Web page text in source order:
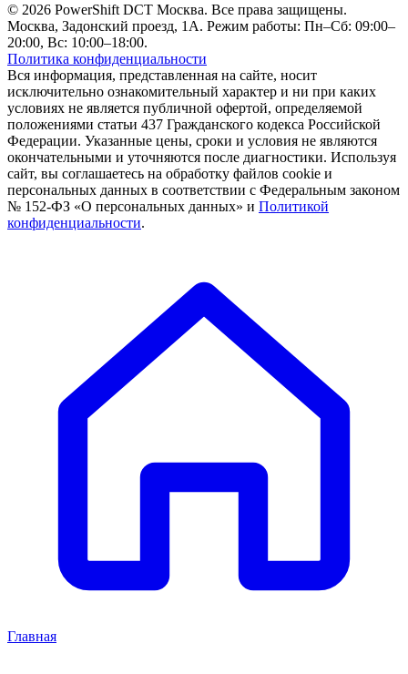
© 2026 PowerShift DCT Москва. Все права защищены.
Москва, Задонский проезд, 1А. Режим работы: Пн–Сб: 09:00–
20:00, Вс: 10:00–18:00.
Политика конфиденциальности
Вся информация, представленная на сайте, носит
исключительно ознакомительный характер и ни при каких
условиях не является публичной офертой, определяемой
положениями статьи 437 Гражданского кодекса Российской
Федерации. Указанные цены, сроки и условия не являются
окончательными и уточняются после диагностики. Используя
сайт, вы соглашаетесь на обработку файлов cookie и
персональных данных в соответствии с Федеральным законом
№ 152-ФЗ «О персональных данных» и Политикой
конфиденциальности.
Главная